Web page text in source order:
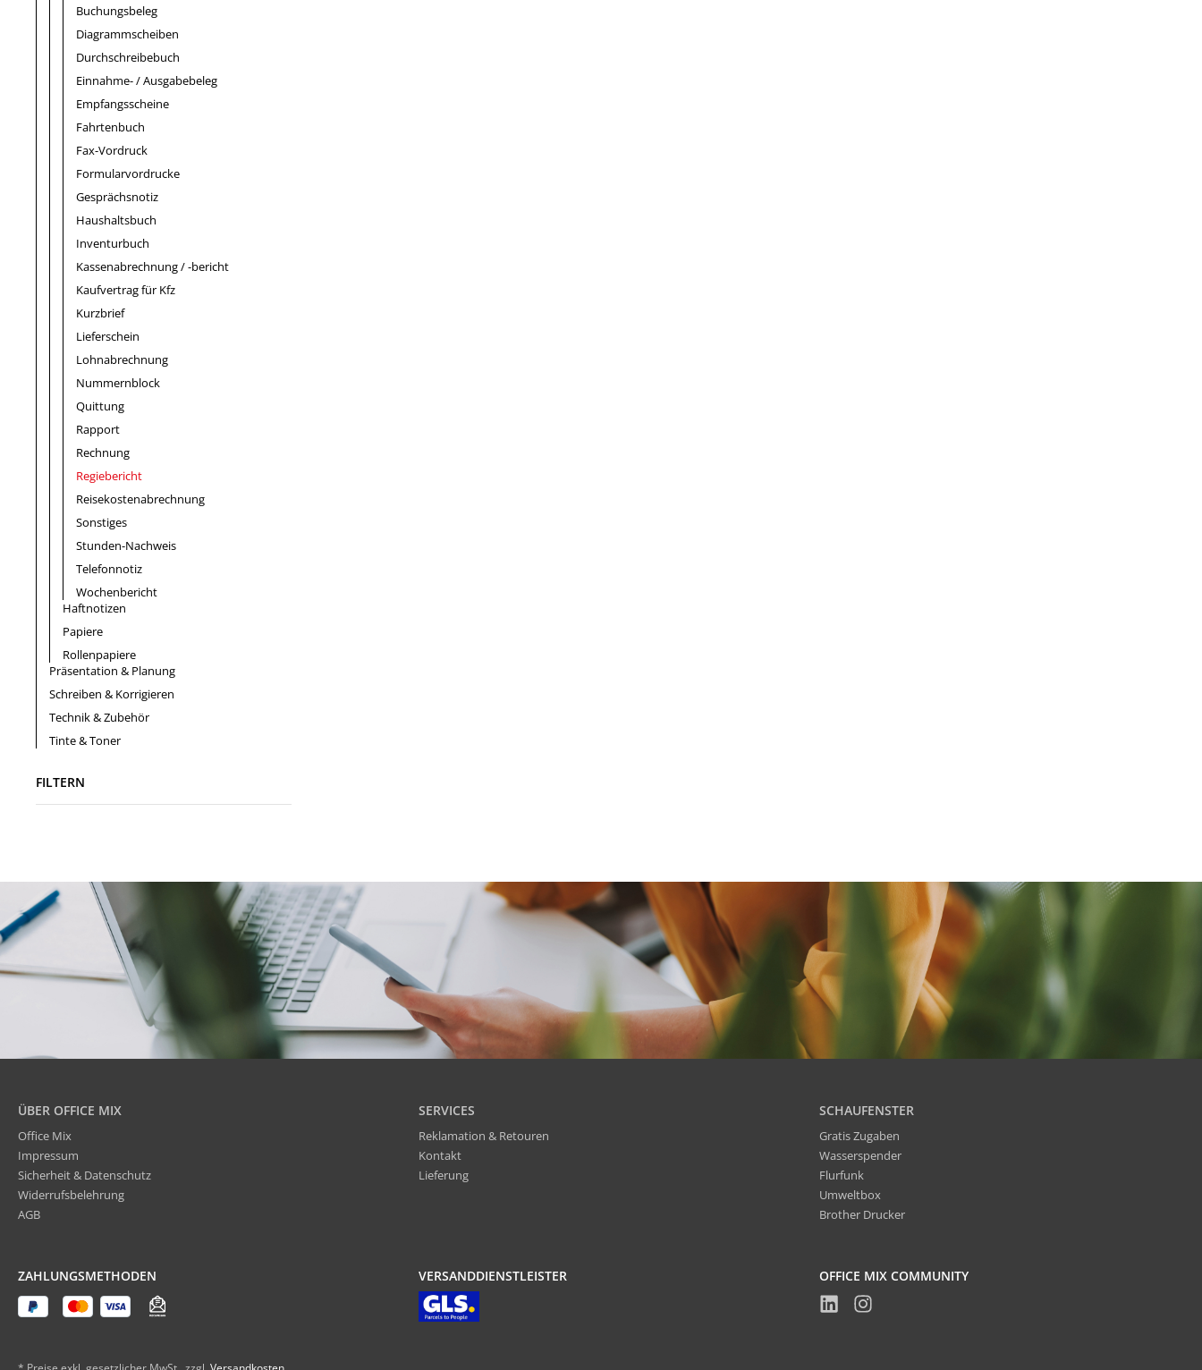
Buchungsbeleg
Diagrammscheiben
Durchschreibebuch
Einnahme- / Ausgabebeleg
Empfangsscheine
Fahrtenbuch
Fax-Vordruck
Formularvordrucke
Gesprächsnotiz
Haushaltsbuch
Inventurbuch
Kassenabrechnung / -bericht
Kaufvertrag für Kfz
Kurzbrief
Lieferschein
Lohnabrechnung
Nummernblock
Quittung
Rapport
Rechnung
Regiebericht
Reisekostenabrechnung
Sonstiges
Stunden-Nachweis
Telefonnotiz
Wochenbericht
Haftnotizen
Papiere
Rollenpapiere
Präsentation & Planung
Schreiben & Korrigieren
Technik & Zubehör
Tinte & Toner
FILTERN
ÜBER OFFICE MIX
Office Mix
Impressum
Sicherheit & Datenschutz
Widerrufsbelehrung
AGB
SERVICES
Reklamation & Retouren
Kontakt
Lieferung
SCHAUFENSTER
Gratis Zugaben
Wasserspender
Flurfunk
Umweltbox
Brother Drucker
ZAHLUNGSMETHODEN VERSANDDIENSTLEISTER OFFICE MIX COMMUNITY